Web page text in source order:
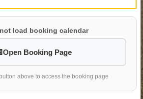
load booking calendar
Open Booking Page
above to access the booking page